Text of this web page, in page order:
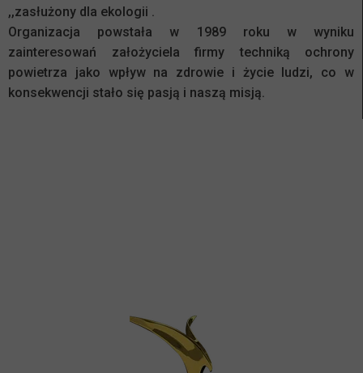
,,zasłużony dla ekologii .
Organizacja powstała w 1989 roku w wyniku
zainteresowań założyciela firmy techniką ochrony
powietrza jako wpływ na zdrowie i życie ludzi, co w
konsekwencji stało się pasją i naszą misją.